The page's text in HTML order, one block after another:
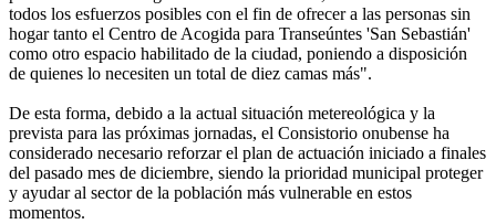
todos los esfuerzos posibles con el fin de ofrecer a las personas sin
hogar tanto el Centro de Acogida para Transeúntes 'San Sebastián'
como otro espacio habilitado de la ciudad, poniendo a disposición
de quienes lo necesiten un total de diez camas más".
De esta forma, debido a la actual situación metereológica y la
prevista para las próximas jornadas, el Consistorio onubense ha
considerado necesario reforzar el plan de actuación iniciado a finales
del pasado mes de diciembre, siendo la prioridad municipal proteger
y ayudar al sector de la población más vulnerable en estos
momentos.